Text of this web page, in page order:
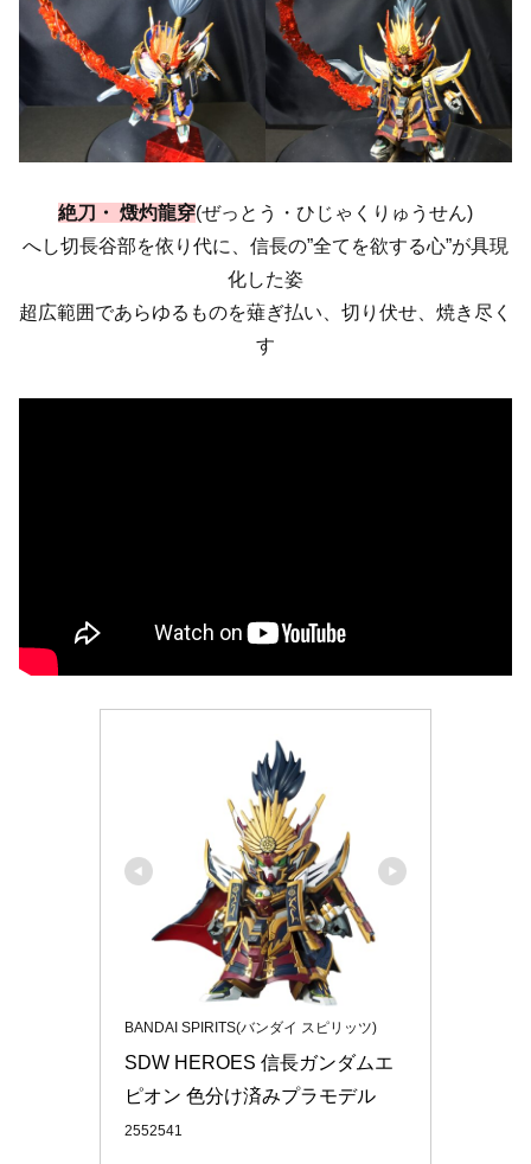
絶刀・ 燬灼龍穿(ぜっとう・ひじゃくりゅうせん)
へし切長谷部を依り代に、信長の”全てを欲する心”が具現
化した姿
超広範囲であらゆるものを薙ぎ払い、切り伏せ、焼き尽く
す
BANDAI SPIRITS(バンダイ スピリッツ)
SDW HEROES 信長ガンダムエ
ピオン 色分け済みプラモデル
2552541